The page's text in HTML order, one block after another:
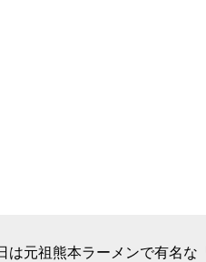
は元祖熊本ラーメンで有名な